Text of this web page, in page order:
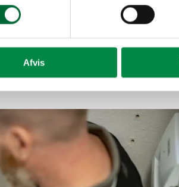
Afvis